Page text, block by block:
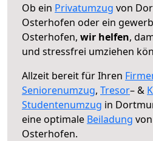
Ob ein Privatumzug von
Osterhofen oder ein
Osterhofen, wir helfen,
und stressfrei umziehen
Allzeit bereit für Ihren
Seniorenumzug, Tresor– &
Studentenumzug in
eine optimale Beiladung
Osterhofen.